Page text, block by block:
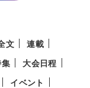
文
連載
大会日程
イベント